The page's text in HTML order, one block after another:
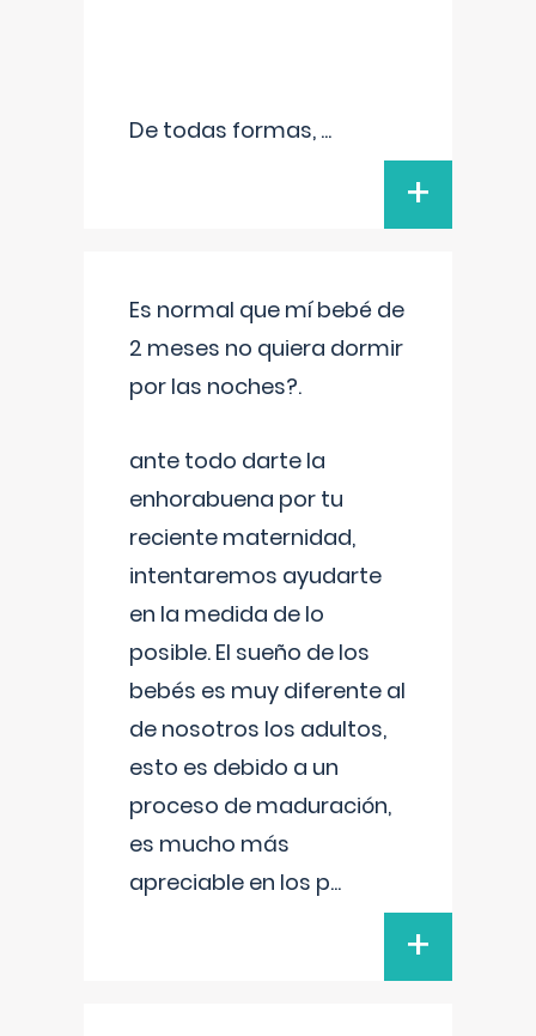
De todas formas, ...
+
Es normal que mí bebé de
2 meses no quiera dormir
por las noches?.
ante todo darte la
enhorabuena por tu
reciente maternidad,
intentaremos ayudarte
en la medida de lo
posible. El sueño de los
bebés es muy diferente al
de nosotros los adultos,
esto es debido a un
proceso de maduración,
es mucho más
apreciable en los p...
+